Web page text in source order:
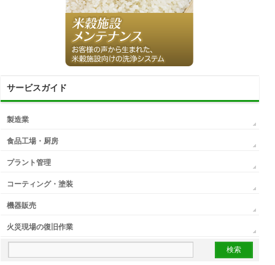
サービスガイド
製造業
食品工場・厨房
プラント管理
コーティング・塗装
機器販売
火災現場の復旧作業